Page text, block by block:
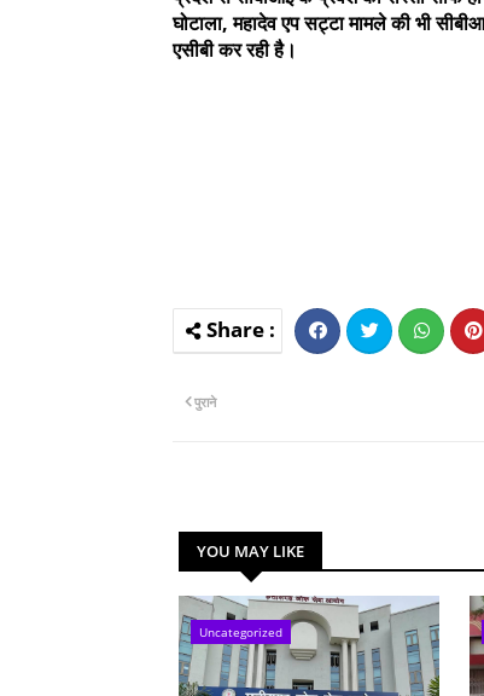
घोटाला, महादेव एप सट्टा मामले की भी
एसीबी कर रही है।
पुराने
YOU MAY LIKE
Uncategorized